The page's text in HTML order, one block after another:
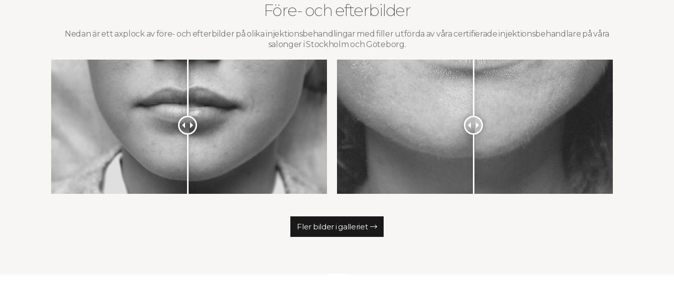
Före- och efterbilder
Nedan är ett axplock av före- och efterbilder på olika injektionsbehandlingar med filler utförda av våra certifierade injektionsbehandlare på våra
salonger i Stockholm och Göteborg.
Fler bilder i galleriet